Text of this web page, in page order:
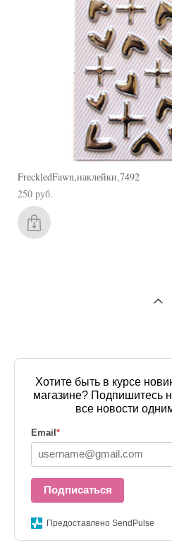
FreckledFawn,наклейки,7492
250 pуб.
Хотите быть в курсе
магазине? Подпишитесь
все новости
Email*
Подписаться
Предоставлено SendPulse